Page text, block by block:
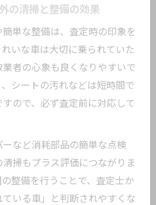
の清掃と整備の効果
単な整備は、査定時の印象を
いな車は大切に乗られていた
者の心象も良くなりやすいで
シートの汚れなどは短時間で
ので、必ず査定前に対応して
など消耗部品の簡単な点検
掃もプラス評価につながりま
整備を行うことで、査定士か
いる車」と判断されやすくな